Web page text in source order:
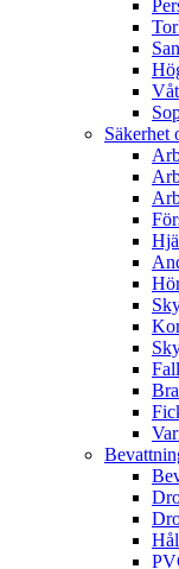
Säkerhet